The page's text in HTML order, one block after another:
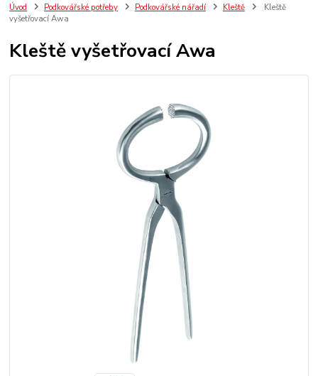
Úvod Podkovářské potřeby Podkovářské nářadí Kleště
Kleště
vyšetřovací Awa
Kleště vyšetřovací Awa